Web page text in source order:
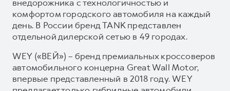
внедорожника с технологичностью и
комфортом городского автомобиля на каждый
день. В России бренд TANK представлен
отдельной дилерской сетью в 49 городах.
WEY («ВЕЙ») – бренд премиальных кроссоверов
автомобильного концерна Great Wall Motor,
впервые представленный в 2018 году. WEY